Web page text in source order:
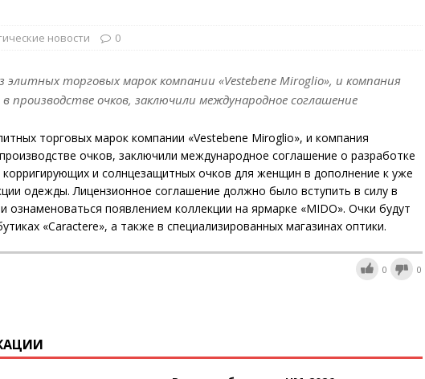
новости 0
элитных торговых марок компании «Vestebene Miroglio», и компания
в производстве очков, заключили международное соглашение
торговых марок компании «Vestebene Miroglio», и компания
очков, заключили международное соглашение о разработке
корригирующих и солнцезащитных очков для женщин в дополнение к уже
одежды. Лицензионное соглашение должно было вступить в силу в
ознаменоваться появлением коллекции на ярмарке «MIDO». Очки будут
«Caractere», а также в специализированных магазинах оптики.
0 0